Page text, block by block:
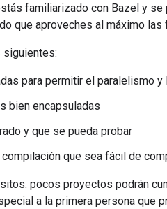
familiarizado con Bazel y
que aproveches al máximo las
para permitir el paralelismo y
bien encapsuladas
y que se pueda probar
que sea fácil de
pocos proyectos podrán
a la primera persona que